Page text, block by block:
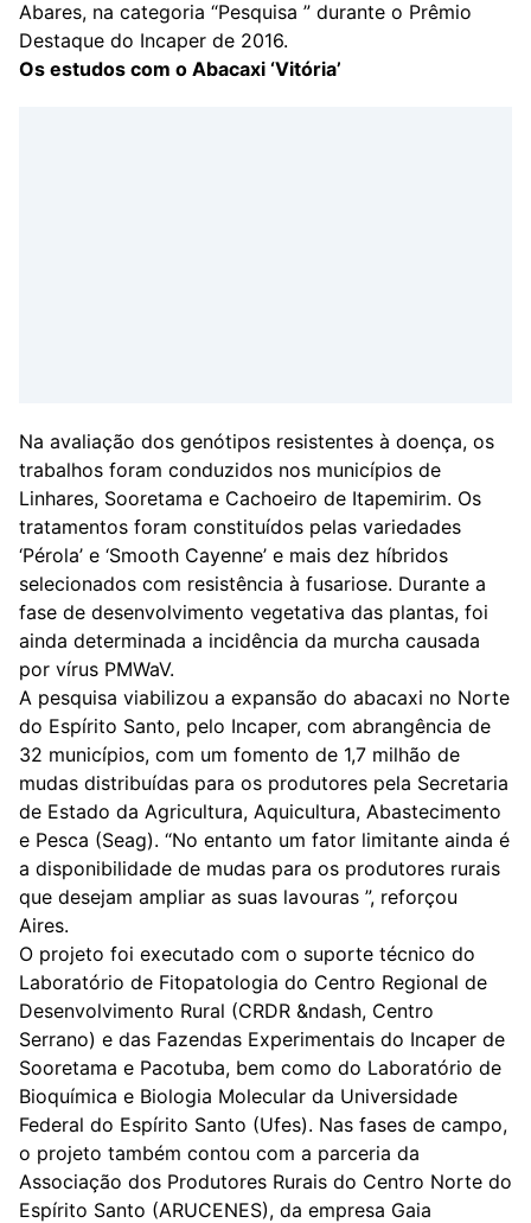
Abares, na categoria “Pesquisa ” durante o Prêmio
Destaque do Incaper de 2016.
Os estudos com o Abacaxi ‘Vitória’
Na avaliação dos genótipos resistentes à doença, os
trabalhos foram conduzidos nos municípios de
Linhares, Sooretama e Cachoeiro de Itapemirim. Os
tratamentos foram constituídos pelas variedades
‘Pérola’ e ‘Smooth Cayenne’ e mais dez híbridos
selecionados com resistência à fusariose. Durante a
fase de desenvolvimento vegetativa das plantas, foi
ainda determinada a incidência da murcha causada
por vírus PMWaV.
A pesquisa viabilizou a expansão do abacaxi no Norte
do Espírito Santo, pelo Incaper, com abrangência de
32 municípios, com um fomento de 1,7 milhão de
mudas distribuídas para os produtores pela Secretaria
de Estado da Agricultura, Aquicultura, Abastecimento
e Pesca (Seag). “No entanto um fator limitante ainda é
a disponibilidade de mudas para os produtores rurais
que desejam ampliar as suas lavouras ”, reforçou
Aires.
O projeto foi executado com o suporte técnico do
Laboratório de Fitopatologia do Centro Regional de
Desenvolvimento Rural (CRDR &ndash, Centro
Serrano) e das Fazendas Experimentais do Incaper de
Sooretama e Pacotuba, bem como do Laboratório de
Bioquímica e Biologia Molecular da Universidade
Federal do Espírito Santo (Ufes). Nas fases de campo,
o projeto também contou com a parceria da
Associação dos Produtores Rurais do Centro Norte do
Espírito Santo (ARUCENES), da empresa Gaia